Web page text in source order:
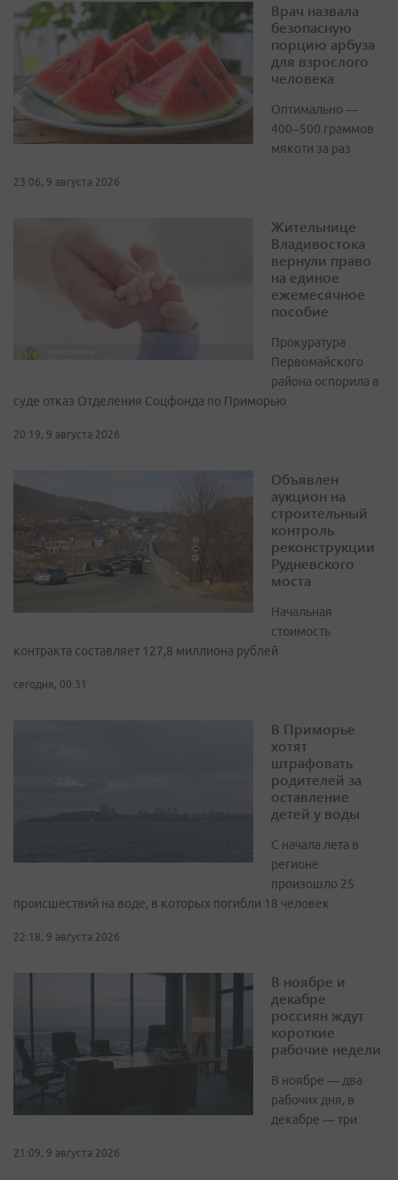
Врач назвала
безопасную
порцию арбуза
для взрослого
человека
Оптимально —
400–500 граммов
мякоти за раз
23:06, 9 августа 2026
Жительнице
Владивостока
вернули право
на единое
ежемесячное
пособие
Прокуратура
Первомайского
района оспорила в
суде отказ Отделения Соцфонда по Приморью
20:19, 9 августа 2026
Объявлен
аукцион на
строительный
контроль
реконструкции
Рудневского
моста
Начальная
стоимость
контракта составляет 127,8 миллиона рублей
сегодня, 00:31
В Приморье
хотят
штрафовать
родителей за
оставление
детей у воды
С начала лета в
регионе
произошло 25
происшествий на воде, в которых погибли 18 человек
22:18, 9 августа 2026
В ноябре и
декабре
россиян ждут
короткие
рабочие недели
В ноябре — два
рабочих дня, в
декабре — три
21:09, 9 августа 2026